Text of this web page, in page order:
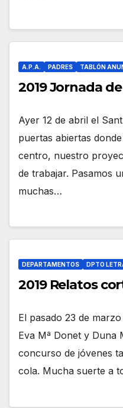
A.P.A. PADRES TABLÓN
2019 Jornada
Ayer 12 de abril el
puertas abiertas
centro, nuestro
de trabajar. Pasamos
muchas…
DEPARTAMENTOS DPTO
2019 Relatos
El pasado 23 de
Eva Mª Donet y Duna
concurso de jóvenes
cola. Mucha suerte a